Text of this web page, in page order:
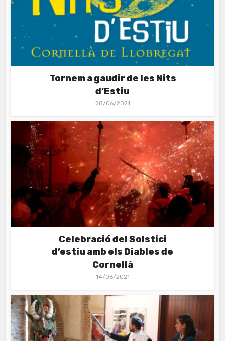
Tornem a gaudir de les Nits
d’Estiu
28/06/2021
Celebració del Solstici
d’estiu amb els Diables de
Cornellà
14/06/2021